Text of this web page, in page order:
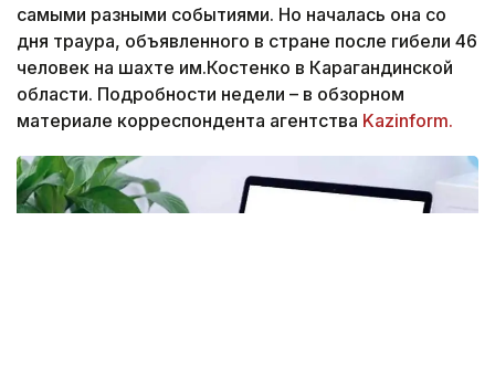
самыми разными событиями. Но началась она со
дня траура, объявленного в стране после гибели 46
человек на шахте им.Костенко в Карагандинской
области. Подробности недели – в обзорном
материале корреспондента агентства Kazinform.